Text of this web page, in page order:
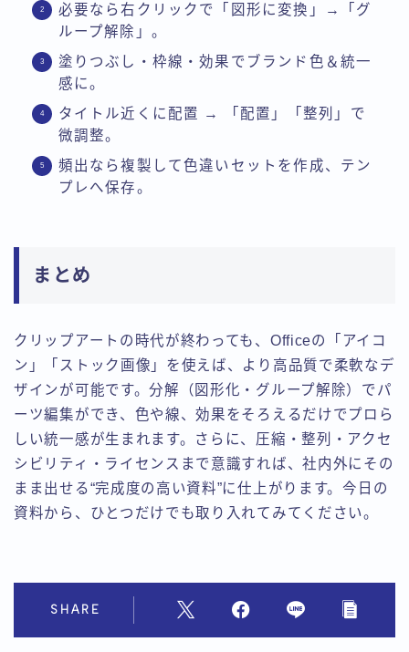
必要なら右クリックで「図形に変換」→「グ
ループ解除」。
塗りつぶし・枠線・効果でブランド色＆統一
感に。
タイトル近くに配置 → 「配置」「整列」で
微調整。
頻出なら複製して色違いセットを作成、テン
プレへ保存。
まとめ
クリップアートの時代が終わっても、Officeの「アイコ
ン」「ストック画像」を使えば、より高品質で柔軟なデ
ザインが可能です。分解（図形化・グループ解除）でパ
ーツ編集ができ、色や線、効果をそろえるだけでプロら
しい統一感が生まれます。さらに、圧縮・整列・アクセ
シビリティ・ライセンスまで意識すれば、社内外にその
まま出せる“完成度の高い資料”に仕上がります。今日の
資料から、ひとつだけでも取り入れてみてください。
SHARE